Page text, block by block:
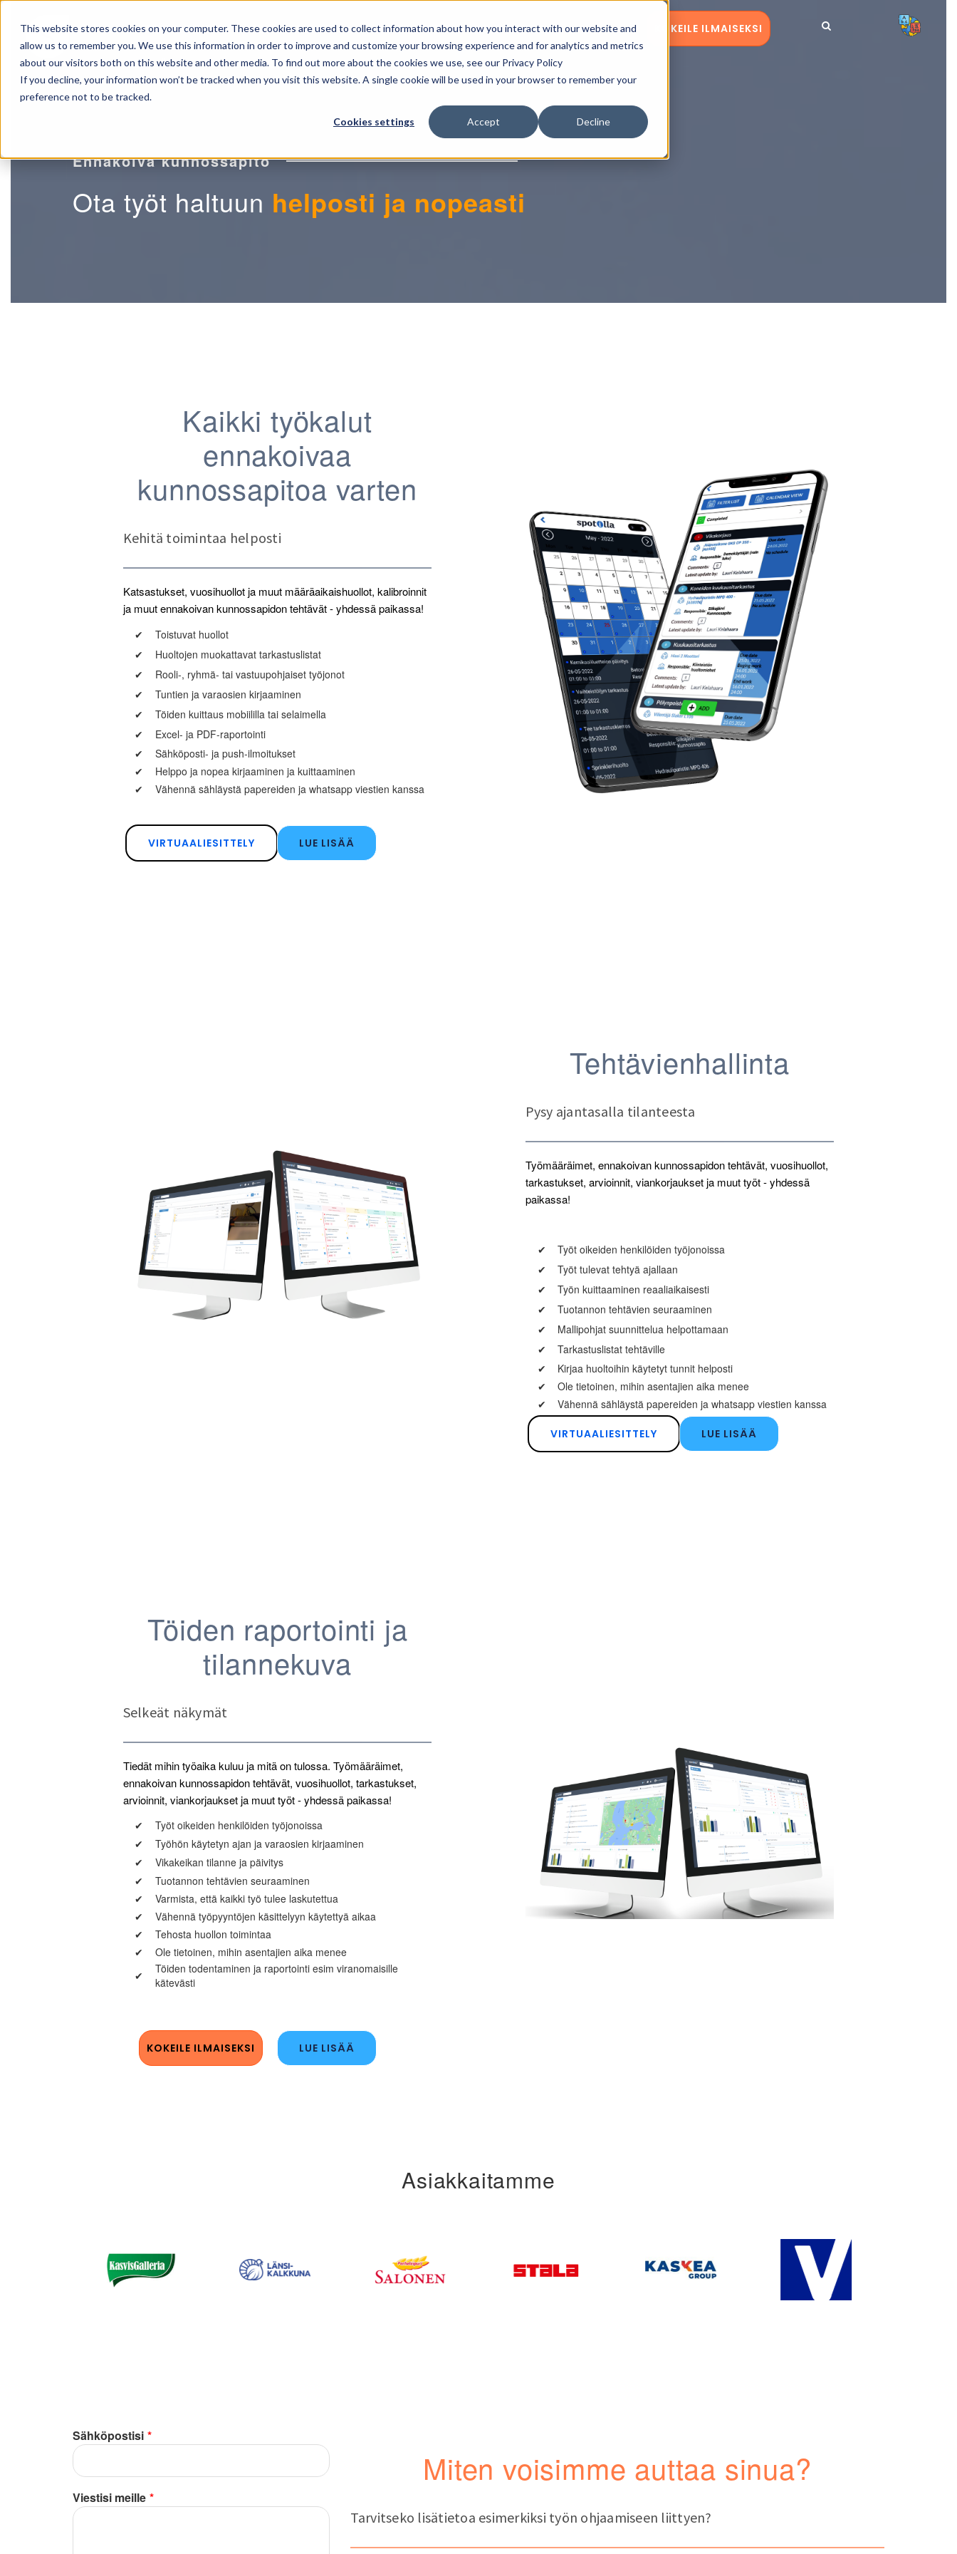
This website stores cookies on your computer. These cookies are used to collect information about how you interact with our website and
allow us to remember you. We use this information in order to improve and customize your browsing experience and for analytics and metrics
about our visitors both on this website and other media. To find out more about the cookies we use, see our Privacy Policy
If you decline, your information won’t be tracked when you visit this website. A single cookie will be used in your browser to remember your
preference not to be tracked.
Cookies settings Accept Decline
KÄYTTÖKOHTEET ASIAKASTARINAT OMINAISUUDET HINNOITTELU
SISÄLLÖT TIETOA MEISTÄ
KOKEILE ILMAISEKSI
Ennakoiva kunnossapito
Ota työt haltuun helposti ja nopeasti
Kaikki työkalut
ennakoivaa
kunnossapitoa varten
Kehitä toimintaa helposti
Katsastukset, vuosihuollot ja muut määräaikaishuollot, kalibroinnit
ja muut ennakoivan kunnossapidon tehtävät - yhdessä paikassa!
✔
Toistuvat huollot
✔
Huoltojen muokattavat tarkastuslistat
✔
Rooli-, ryhmä- tai vastuupohjaiset työjonot
✔
Tuntien ja varaosien kirjaaminen
✔
Töiden kuittaus mobiililla tai selaimella
✔
Excel- ja PDF-raportointi
✔
Sähköposti- ja push-ilmoitukset
✔
Helppo ja nopea kirjaaminen ja kuittaaminen
✔
Vähennä sähläystä papereiden ja whatsapp viestien kanssa
VIRTUAALIESITTELY LUE LISÄÄ
Tehtävienhallinta
Pysy ajantasalla tilanteesta
Työmääräimet, ennakoivan kunnossapidon tehtävät, vuosihuollot,
tarkastukset, arvioinnit, viankorjaukset ja muut työt - yhdessä
paikassa!
✔
Työt oikeiden henkilöiden työjonoissa
✔
Työt tulevat tehtyä ajallaan
✔
Työn kuittaaminen reaaliaikaisesti
✔
Tuotannon tehtävien seuraaminen
✔
Mallipohjat suunnittelua helpottamaan
✔
Tarkastuslistat tehtäville
✔
Kirjaa huoltoihin käytetyt tunnit helposti
✔
Ole tietoinen, mihin asentajien aika menee
✔
Vähennä sähläystä papereiden ja whatsapp viestien kanssa
VIRTUAALIESITTELY LUE LISÄÄ
Töiden raportointi ja
tilannekuva
Selkeät näkymät
Tiedät mihin työaika kuluu ja mitä on tulossa. Työmääräimet,
ennakoivan kunnossapidon tehtävät, vuosihuollot, tarkastukset,
arvioinnit, viankorjaukset ja muut työt - yhdessä paikassa!
✔
Työt oikeiden henkilöiden työjonoissa
✔
Työhön käytetyn ajan ja varaosien kirjaaminen
✔
Vikakeikan tilanne ja päivitys
✔
Tuotannon tehtävien seuraaminen
✔
Varmista, että kaikki työ tulee laskutettua
✔
Vähennä työpyyntöjen käsittelyyn käytettyä aikaa
✔
Tehosta huollon toimintaa
✔
Ole tietoinen, mihin asentajien aika menee
✔
Töiden todentaminen ja raportointi esim viranomaisille
kätevästi
KOKEILE ILMAISEKSI LUE LISÄÄ
Asiakkaitamme
Sähköpostisi *
Viestisi meille *
Miten voisimme auttaa sinua?
Tarvitseko lisätietoa esimerkiksi työn ohjaamiseen liittyen?